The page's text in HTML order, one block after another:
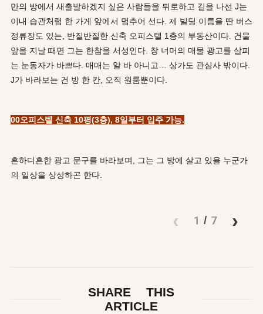
만의 방에서 새출발하겠지 싶은 사람들을 뒤로하고 길을 나선 J는
이내 습관처럼 한 가게 앞에서 멈추어 선다. 제 빌딩 이름을 딴 버스
정류장도 있는, 반질반질한 신축 오피스텔 1층의 부동산이다. 건물
앞을 지날 때면 그는 한참을 서성인다. 창 너머의 매물 광고를 살피
는 눈동자가 바쁘다. 매매는 알 바 아니고… 상가도 관심사 밖이다.
J가 바라보는 건 방 한 칸, 오직 원룸뿐이다.
00오피스텔 신축 10평(3층), 8일부터 입주 가능.
흔하디흔한 광고 문구를 바라보며, 그는 그 방에 살고 있을 누군가
의 일상을 상상하곤 한다.
‹ 1/7 ›
SHARE THIS
ARTICLE